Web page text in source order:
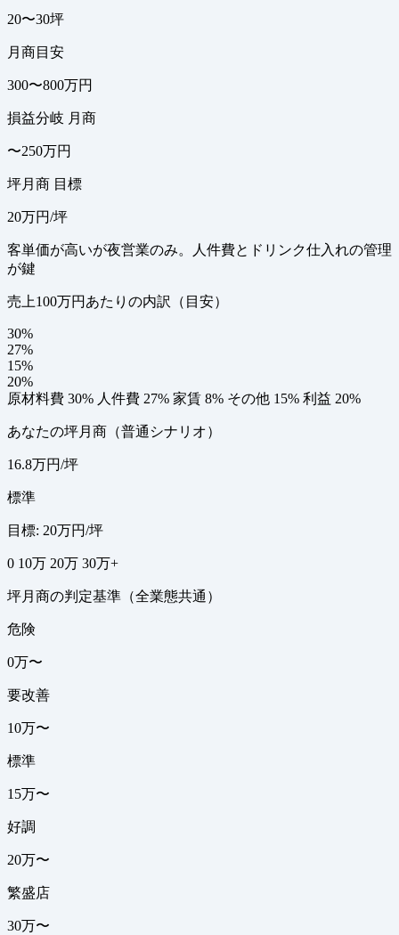
20〜30坪
月商目安
300〜800万円
損益分岐 月商
〜250万円
坪月商 目標
20万円/坪
客単価が高いが夜営業のみ。人件費とドリンク仕入れの管理
が鍵
売上100万円あたりの内訳（目安）
30%
27%
15%
20%
原材料費 30% 人件費 27% 家賃 8% その他 15% 利益 20%
あなたの坪月商（普通シナリオ）
16.8万円/坪
標準
目標: 20万円/坪
0 10万 20万 30万+
坪月商の判定基準（全業態共通）
危険
0万〜
要改善
10万〜
標準
15万〜
好調
20万〜
繁盛店
30万〜